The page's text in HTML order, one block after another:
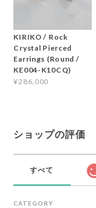
KIRIKO / Rock
Crystal Pierced
Earrings (Round /
KE004-K10CQ)
¥286,000
ショップの評価
すべて
CATEGORY